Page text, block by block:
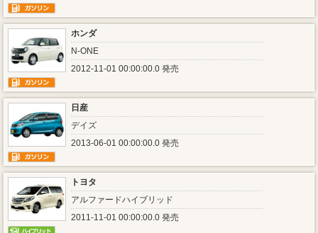
ホンダ
N-ONE
2012-11-01 00:00:00.0 発売
日産
デイズ
2013-06-01 00:00:00.0 発売
トヨタ
アルファードハイブリッド
2011-11-01 00:00:00.0 発売